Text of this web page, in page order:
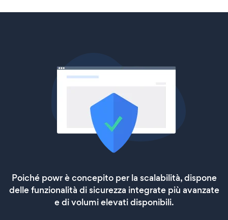
Poiché powr è concepito per la scalabilità, dispone
delle funzionalità di sicurezza integrate più avanzate
e di volumi elevati disponibili.